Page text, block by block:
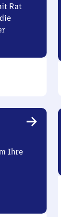
Rat
Ihre